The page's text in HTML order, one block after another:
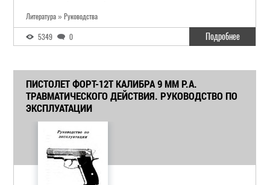
Литература » Руководства
5349 0 Подробнее
ПИСТОЛЕТ ФОРТ-12Т КАЛИБРА 9 ММ Р.А.
ТРАВМАТИЧЕСКОГО ДЕЙСТВИЯ. РУКОВОДСТВО ПО
ЭКСПЛУАТАЦИИ